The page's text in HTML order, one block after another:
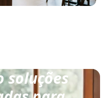
soluções